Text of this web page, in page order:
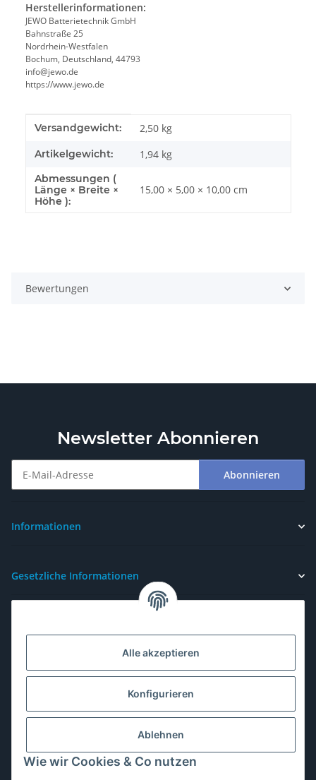
Alle akzeptieren
Konfigurieren
Ablehnen
Wie wir Cookies & Co nutzen
Herstellerinformationen:
JEWO Batterietechnik GmbH
Bahnstraße 25
Nordrhein-Westfalen
Bochum, Deutschland, 44793
info@jewo.de
https://www.jewo.de
Produkteigenschaft
Wert
Versandgewicht: 2,50 kg
Artikelgewicht: 1,94 kg
Abmessungen (
Länge × Breite ×
Höhe ):
15,00 × 5,00 × 10,00 cm
Bewertungen
Newsletter Abonnieren
Abonnieren
Informationen
Gesetzliche Informationen